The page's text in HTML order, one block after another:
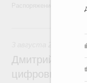
Распоряжение от 3
Дмитрий
цифровых